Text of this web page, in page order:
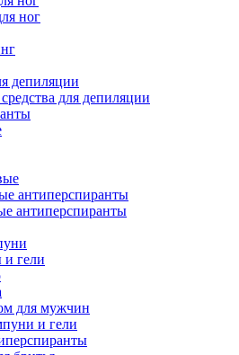
ног
депиляции
для депиляции
антиперспиранты
антиперспиранты
и гели
для мужчин
и гели